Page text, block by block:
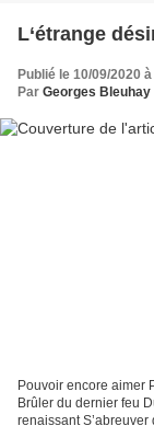
L‘étrange
Publié le 10/09/2020
Par Georges Bleuhay
Pouvoir encore aimer
Brûler du dernier feu
renaissant S’abreuver